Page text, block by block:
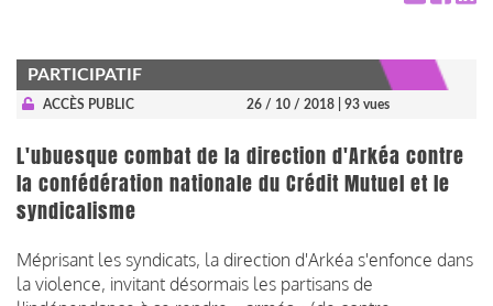
PARTICIPATIF
ACCÈS PUBLIC 26 / 10 / 2018 | 93 vues
L'ubuesque combat de la direction d'Arkéa contre
la confédération nationale du Crédit Mutuel et le
syndicalisme
Méprisant les syndicats, la direction d'Arkéa s'enfonce dans
la violence, invitant désormais les partisans de